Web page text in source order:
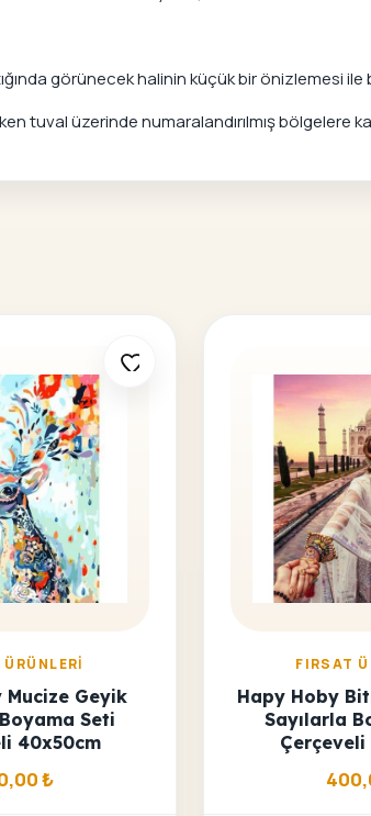
görünecek halinin küçük bir önizlemesi
tuval üzerinde numaralandırılmış bölgelere
Mucize Geyik
Seti
40x50cm
₺
FIRSAT
Hapy Hoby
Sayılarla